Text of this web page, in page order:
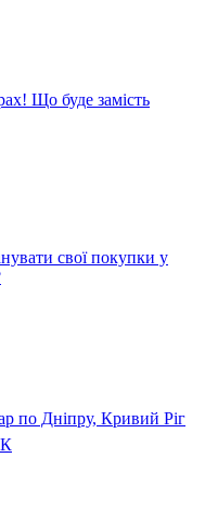
Що буде замість
свої покупки у
по Дніпру, Кривий Ріг